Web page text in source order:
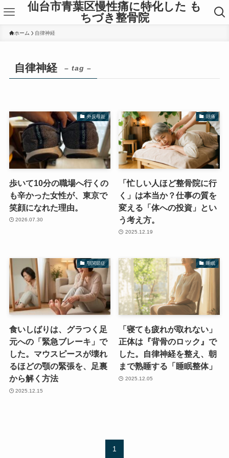
仙台市青葉区慢性痛に特化した も
ちづき整骨院
ホーム 自律神経
自律神経 – tag –
外反母趾
歩いて10分の職場へ行くの
も辛かった女性が、東京で
笑顔になれた理由。
2026.07.30
頭痛
「忙しい人ほど整骨院に行
く」は本当か？仕事の質を
変える「体への投資」とい
う考え方。
2025.12.19
顎関節症
食いしばりは、グラつく足
元への「緊急ブレーキ」で
した。マウスピースが壊れ
るほどの顎の緊張を、足裏
から解く方法
2025.12.15
睡眠
「寝ても疲れが取れない」
正体は『背骨のロック』で
した。自律神経を整え、朝
まで熟睡する「睡眠整体」
2025.12.05
1